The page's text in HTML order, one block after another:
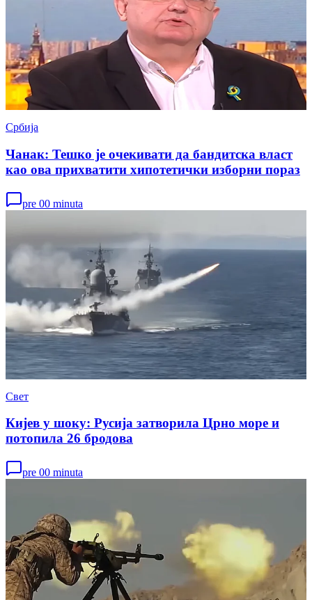
Србија
Чанак: Тешко је очекивати да бандитска власт
као ова прихватити хипотетички изборни пораз
pre 00 minuta
Свет
Кијев у шоку: Русија затворила Црно море и
потопила 26 бродова
pre 00 minuta